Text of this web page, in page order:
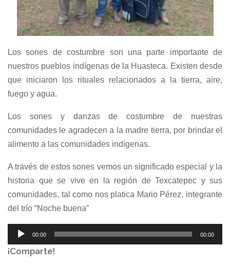
Los sones de costumbre son una parte importante de
nuestros pueblos indígenas de la Huasteca. Existen desde
que iniciaron los rituales relacionados a la tierra, aire,
fuego y agua.
Los sones y danzas de costumbre de nuestras
comunidades le agradecen a la madre tierra, por brindar el
alimento a las comunidades indígenas.
A través de estos sones vemos un significado especial y la
historia que se vive en la región de Texcatepec y sus
comunidades, tal como nos platica Mario Pérez, integrante
del trío “Noche buena”
Reproductor
de
audio
00:00 00:00
¡Comparte!